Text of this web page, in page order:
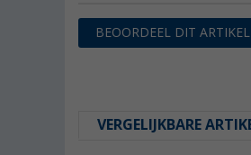
BEOORDEEL DIT ARTIKEL
VERGELIJKBARE